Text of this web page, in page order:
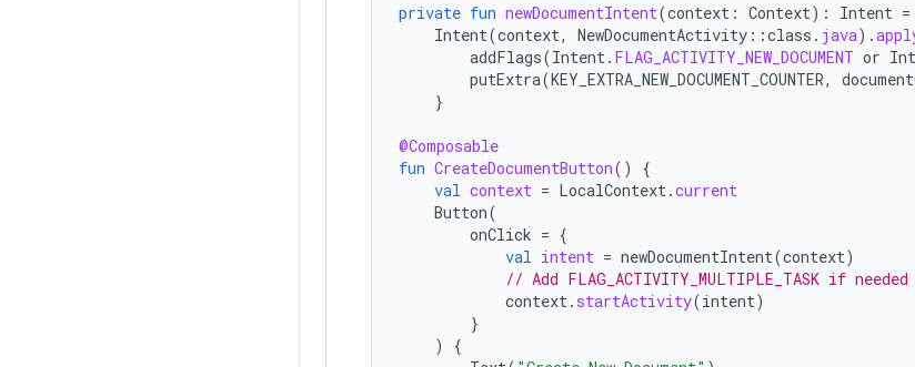
private fun newDocumentIntent(context : Context): Intent =
Intent(context, NewDocumentActivity ::class . java).
addFlags(Intent . FLAG_ACTIVITY_NEW_DOCUMENT or
putExtra(KEY_EXTRA_NEW_DOCUMENT_COUNTER,
}
@Composable
fun CreateDocumentButton()
{
val context = LocalContext .current
Button(
onClick = {
val intent = newDocumentIntent(context)
// Add FLAG_ACTIVITY_MULTIPLE_TASK if
context . startActivity(intent)
}
)
{